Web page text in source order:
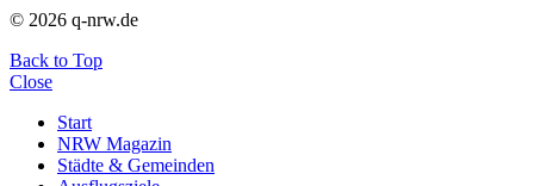
© 2026 q-nrw.de
Back to Top
Close
Start
NRW Magazin
Städte & Gemeinden